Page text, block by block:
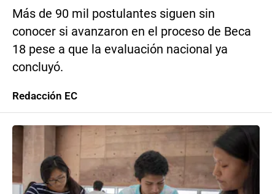
Más de 90 mil postulantes siguen sin
conocer si avanzaron en el proceso de Beca
18 pese a que la evaluación nacional ya
concluyó.
Redacción EC